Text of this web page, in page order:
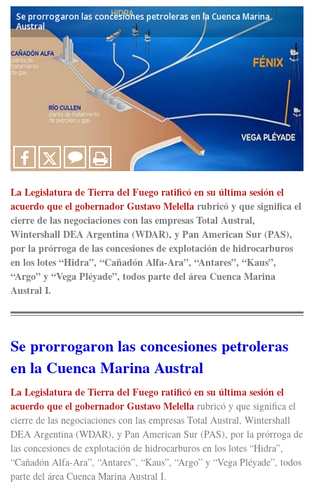
Se prorrogaron las concesiones petroleras en la Cuenca Marina
Austral
La Legislatura de Tierra del Fuego ratificó en su última sesión el
acuerdo que el gobernador Gustavo Melellarubricó y que significa el
cierre de las negociaciones con las empresas Total Austral,
Wintershall DEA Argentina (WDAR), y Pan American Sur (PAS),
por la prórroga de las concesiones de explotación de hidrocarburos
en los lotes “Hidra”, “Cañadón Alfa-Ara”, “Antares”, “Kaus”,
“Argo” y “Vega Pléyade”, todos parte del área Cuenca Marina
Austral I.
Se prorrogaron las concesiones petroleras
en la Cuenca Marina Austral
La Legislatura de Tierra del Fuego ratificó en su última sesión el
acuerdo que el gobernador Gustavo Melella rubricó y que significa el
cierre de las negociaciones con las empresas Total Austral, Wintershall
DEA Argentina (WDAR), y Pan American Sur (PAS), por la prórroga de
las concesiones de explotación de hidrocarburos en los lotes “Hidra”,
“Cañadón Alfa-Ara”, “Antares”, “Kaus”, “Argo” y “Vega Pléyade”, todos
parte del área Cuenca Marina Austral I.